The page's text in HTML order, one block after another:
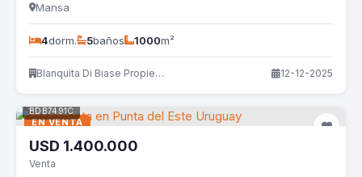
Mansa
4dorm. 5baños 1000m²
Blanquita Di Biase Propiedades 12-12-2025
EN VENTA
BDB7491C
USD 1.400.000
Venta